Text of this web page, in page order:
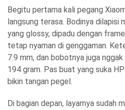
Begitu pertama kali pegang
langsung terasa. Bodinya dilapisi
yang glossy, dipadu dengan
tetap nyaman di genggaman.
7.9 mm, dan bobotnya juga
194 gram. Pas buat yang suka
bikin tangan pegel.
Di bagian depan, layarnya sudah